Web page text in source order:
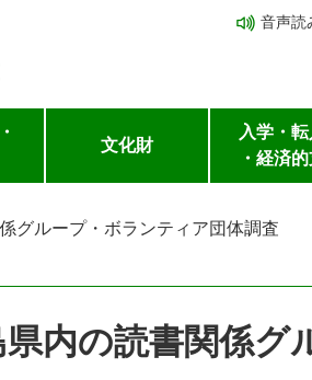
ー
し
音声読
文化財
入学・
・経済
グループ・ボランティア団体調査
県内の読書関係グ